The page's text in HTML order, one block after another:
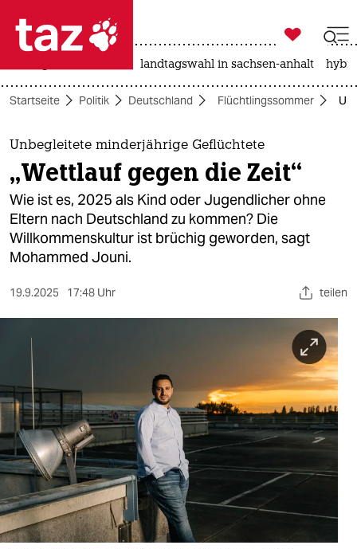
 taz zahl ich
taz zahl ich
themen
politik
öko
gesellschaft
kultur
sport
berlin
nord
wahrheit
verlag
verlag
veranstaltungen

taz zahl ich
landtagswahl in sachsen-anhalt
Startseite Politik Deutschland Flüchtlingssommer
Unbegleitete minderjährige Geflüchtete
„Wettlauf gegen die Zeit“
Wie ist es, 2025 als Kind oder Jugendlicher ohne
Eltern nach Deutschland zu kommen? Die
Willkommenskultur ist brüchig geworden, sagt
Mohammed Jouni.
19.9.2025 17:48 Uhr teilen